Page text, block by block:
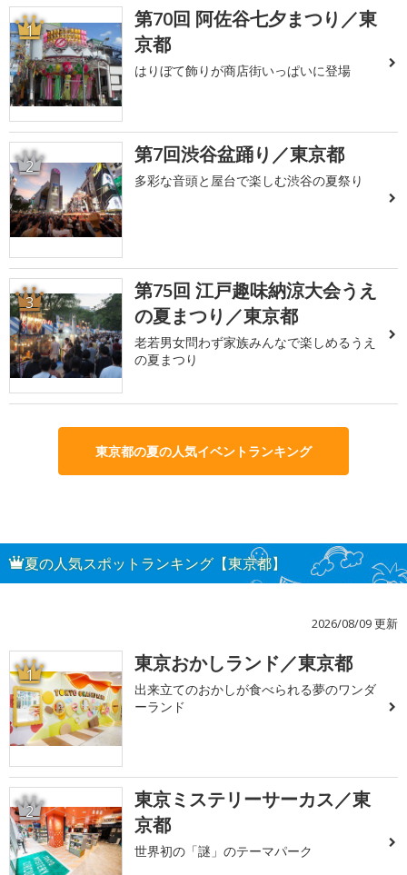
1
第70回 阿佐谷七夕まつり／東
京都
はりぼて飾りが商店街いっぱいに登場
2 第7回渋谷盆踊り／東京都
多彩な音頭と屋台で楽しむ渋谷の夏祭り
3
第75回 江戸趣味納涼大会うえ
の夏まつり／東京都
老若男女問わず家族みんなで楽しめるうえ
の夏まつり
東京都の夏の人気イベントランキング
夏の人気スポットランキング【東京都】
2026/08/09 更新
1 東京おかしランド／東京都
出来立てのおかしが食べられる夢のワンダ
ーランド
2
東京ミステリーサーカス／東
京都
世界初の「謎」のテーマパーク